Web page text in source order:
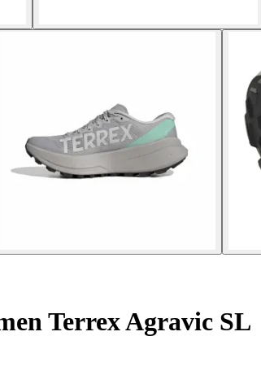
Terrex Agravic SL